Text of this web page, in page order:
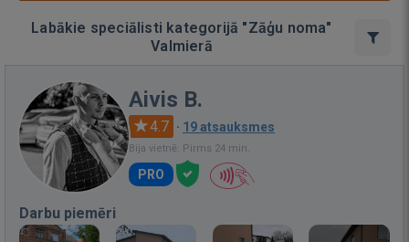
Labākie speciālisti kategorijā "Zāģu noma"
Valmierā
Aivis B.
4.7 · 19 atsauksmes
Bija vietnē: Pirms 24 min.
PRO
Darbu piemēri